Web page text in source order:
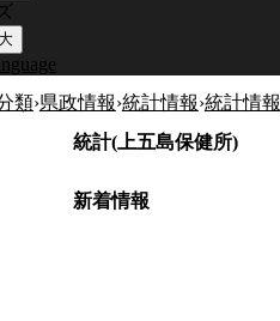
類›県政情報›統計情報›統計情報
統計(上五島保健所)
新着情報